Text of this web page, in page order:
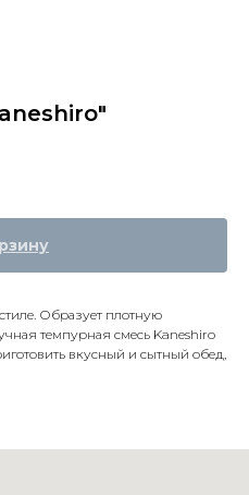
Образует плотную
темпурная смесь Kaneshiro
вкусный и сытный обед,